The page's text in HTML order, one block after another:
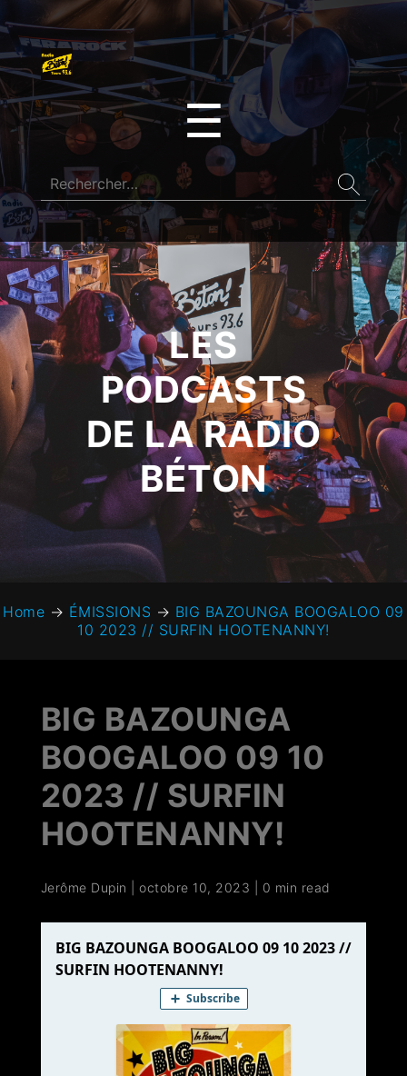
☰
LES
PODCASTS
DE LA RADIO
BÉTON
Home → ÉMISSIONS → BIG BAZOUNGA BOOGALOO 09
10 2023 // SURFIN HOOTENANNY!
BIG BAZOUNGA
BOOGALOO 09 10
2023 // SURFIN
HOOTENANNY!
Jerôme Dupin |octobre 10, 2023 0 min read